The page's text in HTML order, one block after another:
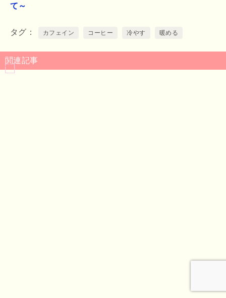
て～
タグ カフェイン コーヒー 冷やす 暖める
関連記事